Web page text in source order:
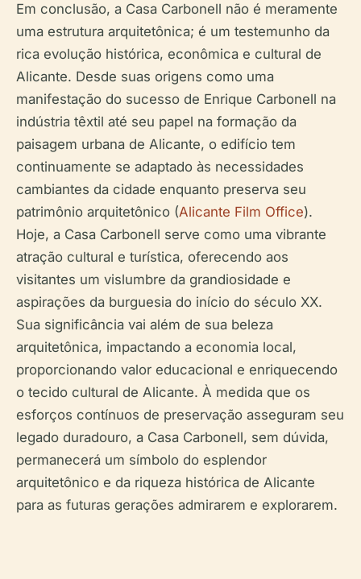
Em conclusão, a Casa Carbonell não é meramente
uma estrutura arquitetônica; é um testemunho da
rica evolução histórica, econômica e cultural de
Alicante. Desde suas origens como uma
manifestação do sucesso de Enrique Carbonell na
indústria têxtil até seu papel na formação da
paisagem urbana de Alicante, o edifício tem
continuamente se adaptado às necessidades
cambiantes da cidade enquanto preserva seu
patrimônio arquitetônico (Alicante Film Office).
Hoje, a Casa Carbonell serve como uma vibrante
atração cultural e turística, oferecendo aos
visitantes um vislumbre da grandiosidade e
aspirações da burguesia do início do século XX.
Sua significância vai além de sua beleza
arquitetônica, impactando a economia local,
proporcionando valor educacional e enriquecendo
o tecido cultural de Alicante. À medida que os
esforços contínuos de preservação asseguram seu
legado duradouro, a Casa Carbonell, sem dúvida,
permanecerá um símbolo do esplendor
arquitetônico e da riqueza histórica de Alicante
para as futuras gerações admirarem e explorarem.